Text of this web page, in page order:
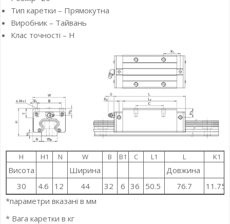
Тип каретки – Прямокутна
Виробник – Тайвань
Клас точності – H
H H1 N W B B1 C L1 L K1
Висота Ширина
Довжина
30
4.6 12 44 32 6 36 50.5 76.7
11.75
*параметри вказані в мм
* Вага каретки в кг